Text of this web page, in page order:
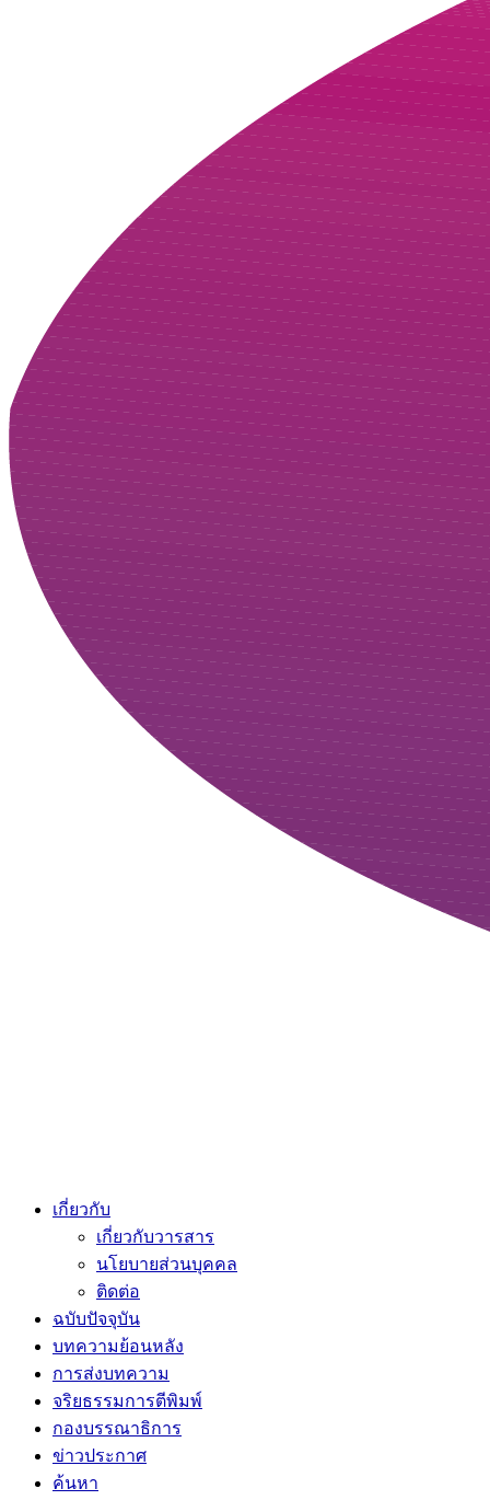
เกี่ยวกับ
เกี่ยวกับวารสาร
นโยบายส่วนบุคคล
ติดต่อ
ฉบับปัจจุบัน
บทความย้อนหลัง
การส่งบทความ
จริยธรรมการตีพิมพ์
กองบรรณาธิการ
ข่าวประกาศ
ค้นหา